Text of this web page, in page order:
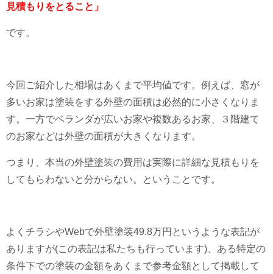
見積もりをとること」
です。
今回ご紹介した相場はあくまで平均値です。例えば、窓が
多いお家は塗装をする外壁の面積は必然的に小さくなりま
す。一方でベランダが広いお家や複数あるお家、３階建て
のお家などは外壁の面積が大きくなります。
つまり、本当の外壁塗装の費用は実際に詳細な見積もりを
してもらわないと分からない。ということです。
よくチラシやWebで外壁塗装49.8万円というような表記が
ありますが(この表記は私たちも行っています)、ある特定の
条件下での塗装の金額をあくまで参考金額として掲載して